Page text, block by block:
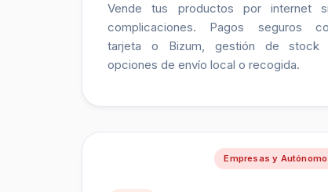
Vende tus productos por internet
complicaciones. Pagos seguros
tarjeta o Bizum, gestión de stock
opciones de envío local o recogida.
Empresas y